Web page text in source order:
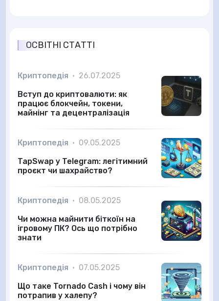
ОСВІТНІ СТАТТІ
Криптопедія • 26.07.2025
Вступ до криптовалюти: як
працює блокчейн, токени,
майнінг та децентралізація
Криптопедія • 09.05.2025
TapSwap у Telegram: легітимний
проєкт чи шахрайство?
Криптопедія • 08.05.2025
Чи можна майнити біткоїн на
ігровому ПК? Ось що потрібно
знати
Криптопедія • 07.05.2025
Що таке Tornado Cash і чому він
потрапив у халепу?